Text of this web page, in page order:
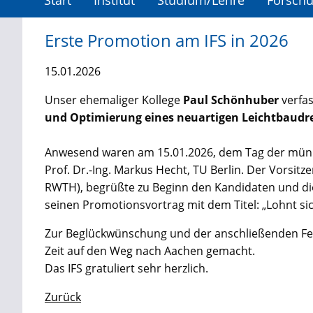
Erste Promotion am IFS in 2026
15.01.2026
Unser ehemaliger Kollege Paul Schönhuber
und Optimierung eines neuartigen
Anwesend waren am 15.01.2026, dem Tag der
Prof. Dr.-Ing. Markus Hecht, TU Berlin. Der
RWTH), begrüßte zu Beginn den Kandidaten und
seinen Promotionsvortrag mit dem Titel: „Lohnt
Zur Beglückwünschung und der anschließenden
Zeit auf den Weg nach Aachen gemacht.
Das IFS gratuliert sehr herzlich.
Zurück